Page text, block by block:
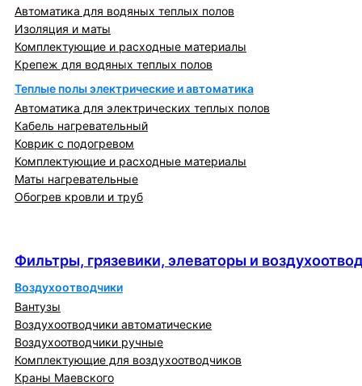
Автоматика для водяных теплых полов
Изоляция и маты
Комплектующие и расходные материалы
Крепеж для водяных теплых полов
Теплые полы электрические и автоматика
Автоматика для электрических теплых полов
Кабель нагревательный
Коврик с подогревом
Комплектующие и расходные материалы
Маты нагревательные
Обогрев кровли и труб
Фильтры, грязевики, элеваторы и
Воздухоотводчики
Вантузы
Воздухоотводчики автоматические
Воздухоотводчики ручные
Комплектующие для воздухоотводчиков
Краны Маевского